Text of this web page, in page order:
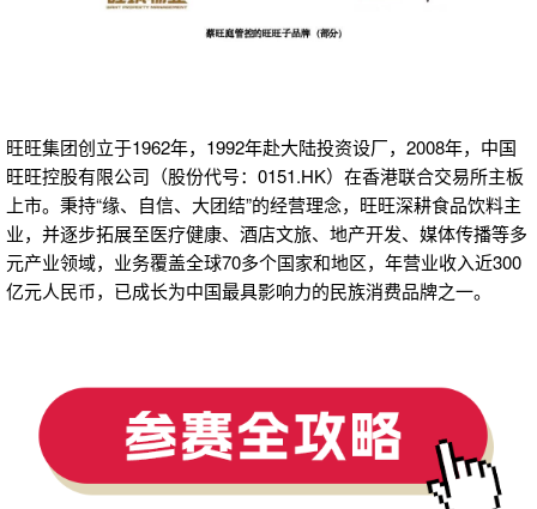
旺旺集团创立于1962年，1992年赴大陆投资设厂，2008年，中国
旺旺控股有限公司（股份代号：0151.HK）在香港联合交易所主板
上市。秉持“缘、自信、大团结”的经营理念，旺旺深耕食品饮料主
业，并逐步拓展至医疗健康、酒店文旅、地产开发、媒体传播等多
元产业领域，业务覆盖全球70多个国家和地区，年营业收入近300
亿元人民币，已成长为中国最具影响力的民族消费品牌之一。